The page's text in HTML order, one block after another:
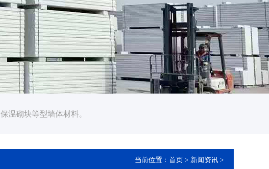
温砌块等型墙体材料。
当前位置： 首页 > 新闻资讯 >